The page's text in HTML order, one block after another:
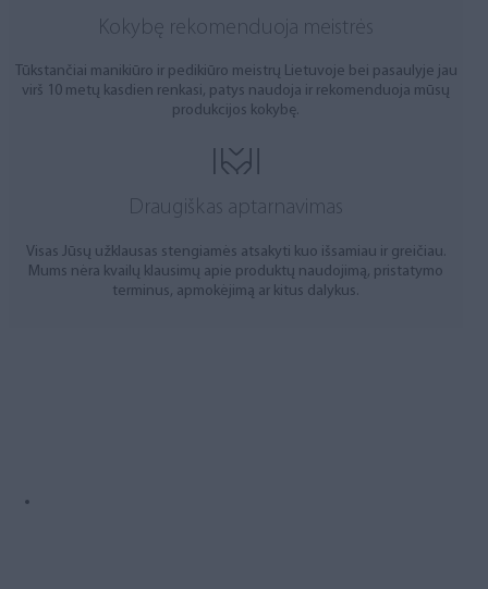
Kokybę rekomenduoja meistrės
Tūkstančiai manikiūro ir pedikiūro meistrų Lietuvoje bei pasaulyje jau
virš 10 metų kasdien renkasi, patys naudoja ir rekomenduoja mūsų
produkcijos kokybę.
Draugiškas aptarnavimas
Visas Jūsų užklausas stengiamės atsakyti kuo išsamiau ir greičiau.
Mums nėra kvailų klausimų apie produktų naudojimą, pristatymo
terminus, apmokėjimą ar kitus dalykus.